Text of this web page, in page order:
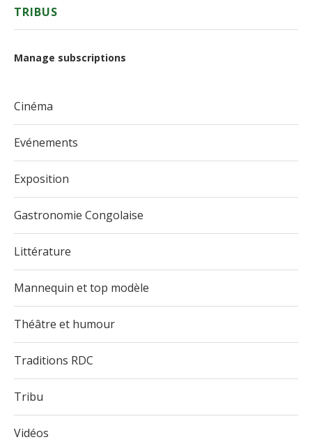
TRIBUS
Manage subscriptions
Cinéma
Evénements
Exposition
Gastronomie Congolaise
Littérature
Mannequin et top modèle
Théâtre et humour
Traditions RDC
Tribu
Vidéos